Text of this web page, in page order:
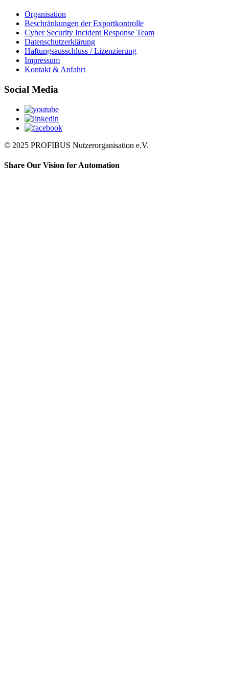
Organisation
Beschränkungen der Exportkontrolle
Cyber Security Incident Response Team
Datenschutzerklärung
Haftungsausschluss / Lizenzierung
Impressum
Kontakt & Anfahrt
Social Media
© 2025 PROFIBUS Nutzerorganisation e.V.
Share Our Vision for Automation